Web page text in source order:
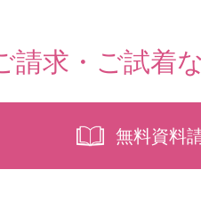
請求・ご試着
無料資料